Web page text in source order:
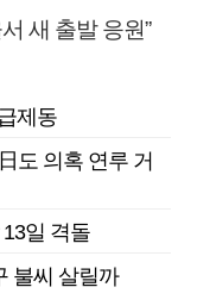
새 출발 응원”
제동
도 의혹 연루 거
일 격돌
불씨 살릴까